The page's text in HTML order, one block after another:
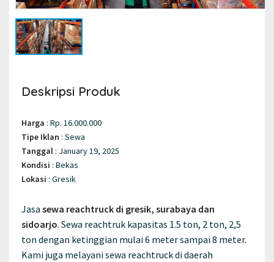
Deskripsi Produk
Harga : Rp. 16.000.000
Tipe Iklan : Sewa
Tanggal : January 19, 2025
Kondisi : Bekas
Lokasi : Gresik
Jasa sewa reachtruck di gresik, surabaya dan
sidoarjo. Sewa reachtruk kapasitas 1.5 ton, 2 ton, 2,5
ton dengan ketinggian mulai 6 meter sampai 8 meter.
Kami juga melayani sewa reachtruck di daerah